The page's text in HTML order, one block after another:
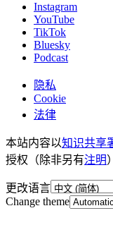
Instagram
YouTube
TikTok
Bluesky
Podcast
隐私
Cookie
法律
本站内容以知识共享
授权（除非另有注明
更改语言
Change theme